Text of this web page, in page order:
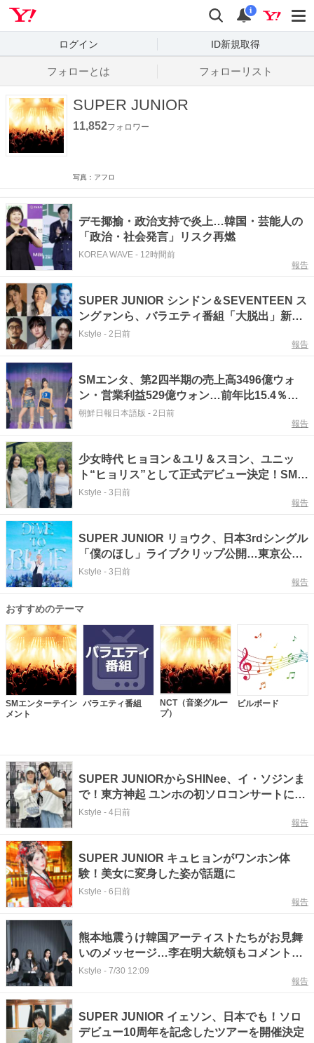
検索
通知
i
ログイン ID新規取得
フォローとは フォローリスト
SUPER JUNIOR
11,852フォロワー
写真：アフロ
デモ揶揄・政治支持で炎上…韓国・芸能人の
「政治・社会発言」リスク再燃
KOREA WAVE - 12時間前
報告
SUPER JUNIOR シンドン＆SEVENTEEN ス
ングァンら、バラエティ番組「大脱出」新シ
ーズンに出演決定
Kstyle - 2日前
報告
SMエンタ、第2四半期の売上高3496億ウォ
ン・営業利益529億ウォン…前年比15.4％・
11.0％増
朝鮮日報日本語版 - 2日前
報告
少女時代 ヒョヨン＆ユリ＆スヨン、ユニッ
ト“ヒョリス”として正式デビュー決定！SMが
下半期の計画を公開
Kstyle - 3日前
報告
SUPER JUNIOR リョウク、日本3rdシングル
「僕のほし」ライブクリップ公開…東京公演
にも期待
Kstyle - 3日前
報告
おすすめのテーマ
SMエンターテイン
メント
バラエティ番組
NCT（音楽グルー
プ）
ビルボード
SUPER JUNIORからSHINee、イ・ソジンま
で！東方神起 ユンホの初ソロコンサートに豪
華芸能人が集結
Kstyle - 4日前
報告
SUPER JUNIOR キュヒョンがワンホン体
験！美女に変身した姿が話題に
Kstyle - 6日前
報告
熊本地震うけ韓国アーティストたちがお見舞
いのメッセージ…李在明大統領もコメント発
表
Kstyle - 7/30 12:09
報告
SUPER JUNIOR イェソン、日本でも！ソロ
デビュー10周年を記念したツアーを開催決定